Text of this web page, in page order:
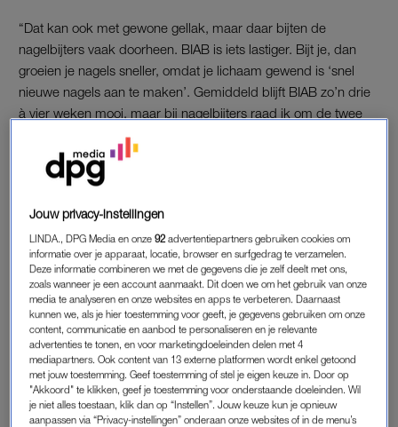
“Dat kan ook met gewone gellak, maar daar bijten de
nagelbijters vaak doorheen. BIAB is iets lastiger. Bijt je, dan
groeien je nagels sneller, omdat je lichaam gewend is ‘snel
nieuwe nagels aan te maken’. Gemiddeld blijft BIAB zo’n drie
à vier weken mooi, maar bij nagelbijters raad ik om de twee
weken een nieuwe behandeling aan.”
Jouw privacy-instellingen
LINDA., DPG Media en onze92 advertentiepartners gebruiken cookies om
informatie over je apparaat, locatie, browser en surfgedrag te verzamelen.
Deze informatie combineren we met de gegevens die je zelf deelt met ons,
zoals wanneer je een account aanmaakt. Dit doen we om het gebruik van onze
media te analyseren en onze websites en apps te verbeteren. Daarnaast
kunnen we, als je hier toestemming voor geeft, je gegevens gebruiken om onze
content, communicatie en aanbod te personaliseren en je relevante
advertenties te tonen, en voor marketingdoeleinden delen met 4
mediapartners. Ook content van 13 externe platformen wordt enkel getoond
met jouw toestemming. Geef toestemming of stel je eigen keuze in. Door op
"Akkoord" te klikken, geef je toestemming voor onderstaande doeleinden. Wil
je niet alles toestaan, klik dan op “Instellen”. Jouw keuze kun je opnieuw
aanpassen via “Privacy-instellingen” onderaan onze websites of in de menu’s